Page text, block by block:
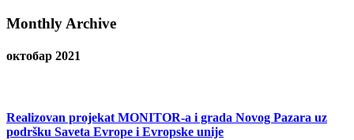
Monthly Archive
октобар 2021
Realizovan projekat MONITOR-a i grada Novog Pazara uz
podršku Saveta Evrope i Evropske unije